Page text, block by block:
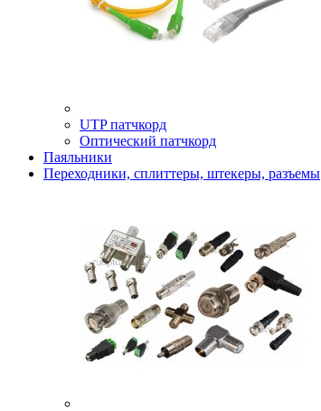
UTP патчкорд
Оптический патчкорд
Паяльники
Переходники, сплиттеры, штекеры, разъемы